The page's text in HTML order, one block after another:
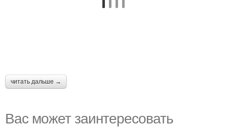
читать дальше →
Вас может заинтересовать